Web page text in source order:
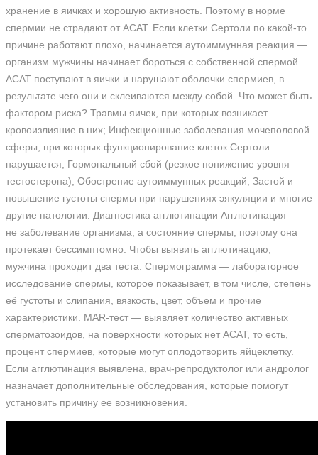
хранение в яичках и хорошую активность. Поэтому в норме
спермии не страдают от АСАТ. Если клетки Сертоли по какой-то
причине работают плохо, начинается аутоиммунная реакция —
организм мужчины начинает бороться с собственной спермой.
АСАТ поступают в яички и нарушают оболочки спермиев, в
результате чего они и склеиваются между собой. Что может быть
фактором риска? Травмы яичек, при которых возникает
кровоизлияние в них; Инфекционные заболевания мочеполовой
сферы, при которых функционирование клеток Сертоли
нарушается; Гормональный сбой (резкое понижение уровня
тестостерона); Обострение аутоиммунных реакций; Застой и
повышение густоты спермы при нарушениях эякуляции и многие
другие патологии. Диагностика агглютинации Агглютинация —
не заболевание организма, а состояние спермы, поэтому она
протекает бессимптомно. Чтобы выявить агглютинацию,
мужчина проходит два теста: Спермограмма — лабораторное
исследование спермы, которое показывает, в том числе, степень
её густоты и слипания, вязкость, цвет, объем и прочие
характеристики. MAR-тест — выявляет количество активных
сперматозоидов, на поверхности которых нет АСАТ, то есть,
процент спермиев, которые могут оплодотворить яйцеклетку.
Если агглютинация выявлена, врач-репродуктолог или андролог
назначает дополнительные обследования, которые помогут
установить причину ее возникновения.